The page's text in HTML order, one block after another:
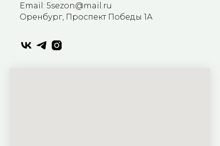
Email: 5sezon@mail.ru
Оренбург, Проспект Победы 1А